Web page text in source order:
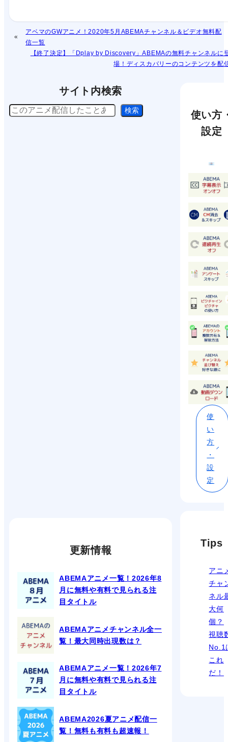
アベマのGWアニメ！2020年5月ABEMAチャンネル＆ビデオ無料配
信一覧
【終了決定】「Dplay by Discovery」ABEMAの無料チャンネルに
場！ディスカバリーのコンテンツを配
サイト内検索
検
検索
使い方
設定
使
い
方
・
設
定
更新情報
ABEMAアニメ一覧！2026年8
月に無料や有料で見られる注
目タイトル
ABEMAアニメチャンネル全一
覧！最大同時出現数は？
ABEMAアニメ一覧！2026年7
月に無料や有料で見られる注
目タイトル
ABEMA2026夏アニメ配信一
覧！無料も有料も超速報！
Tips
アニ
チャ
ネル
大何
個？
視聴
No.1
これ
だ！